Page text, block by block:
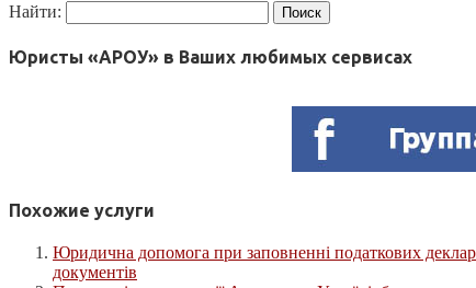
Найти:
Юристы «АРОУ» в Ваших любимых сервисах
Похожие услуги
Юридична допомога при заповненні податкових
документів